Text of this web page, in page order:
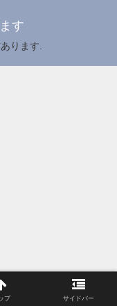
す
ります.
プ サイドバー